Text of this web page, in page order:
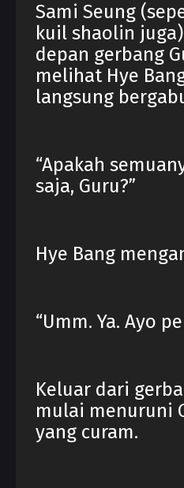
Sami Seung
kuil shaolin
depan gerbang
melihat Hye
langsung
“Apakah
saja, Guru?”
Hye Bang
“Umm. Ya. Ayo
Keluar dari
mulai menuruni
yang curam.